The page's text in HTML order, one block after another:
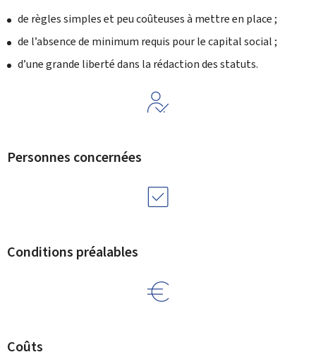
de règles simples et peu coûteuses à mettre en place ;
de l’absence de minimum requis pour le capital social ;
d’une grande liberté dans la rédaction des statuts.
Personnes concernées
Conditions préalables
Coûts